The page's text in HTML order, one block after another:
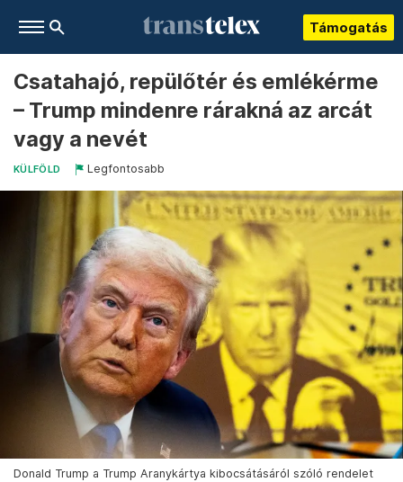
Támogatás
Csatahajó, repülőtér és emlékérme
– Trump mindenre rárakná az arcát
vagy a nevét
KÜLFÖLD Legfontosabb
Donald Trump a Trump Aranykártya kibocsátásáról szóló rendelet